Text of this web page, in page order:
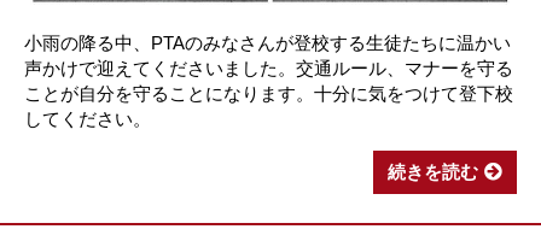
小雨の降る中、PTAのみなさんが登校する生徒たちに温かい
声かけで迎えてくださいました。交通ルール、マナーを守る
ことが自分を守ることになります。十分に気をつけて登下校
してください。
続きを読む